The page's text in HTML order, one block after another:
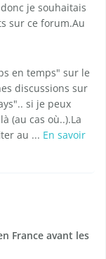
je souhaitais
sur ce forum.Au
en temps" sur le
discussions sur
si je peux
(au cas où..).La
au ... En savoir
France avant les